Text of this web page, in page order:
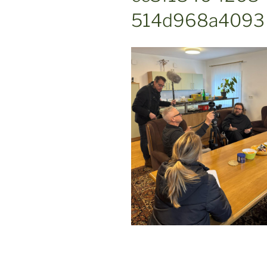
514d968a4093